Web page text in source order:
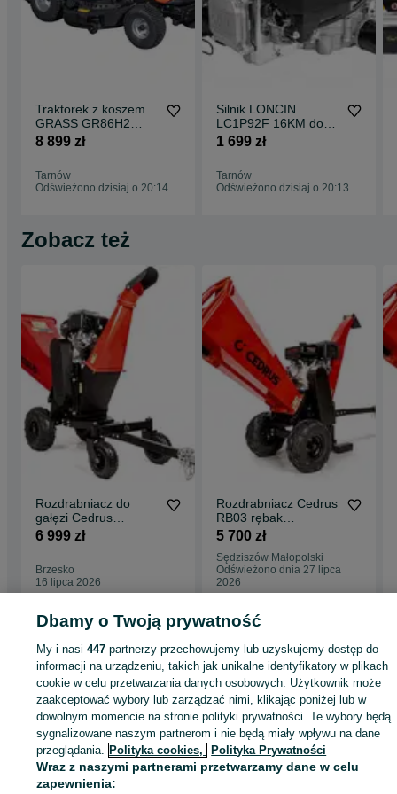
Traktorek z koszem
GRASS GR86H2
Loncin 452cm3 86cm
hydro
8 899 zł
Tarnów
Odświeżono dzisiaj o 20:14
Silnik LONCIN
LC1P92F 16KM do
traktorka POMPA
452c filtr oleju
1 699 zł
Tarnów
Odświeżono dzisiaj o 20:13
Zobacz też
Rozdrabniacz do
gałęzi Cedrus
CEDRB04PRO-E
6 999 zł
Brzesko
16 lipca 2026
Rozdrabniacz Cedrus
RB03 rębak
spalinowy do gałęzi
5 700 zł
Sędziszów Małopolski
Odświeżono dnia 27 lipca
2026
Rozdrabniacze - Małopolskie
Rozdrabniacze - Tarnów
KATEGORIA
ID:663107292 Wyświetlenia:
Dbamy o Twoją prywatność
My i nasi447 partnerzy przechowujemy lub uzyskujemy dostęp do
informacji na urządzeniu, takich jak unikalne identyfikatory w plikach
cookie w celu przetwarzania danych osobowych. Użytkownik może
zaakceptować wybory lub zarządzać nimi, klikając poniżej lub w
dowolnym momencie na stronie polityki prywatności. Te wybory będą
sygnalizowane naszym partnerom i nie będą miały wpływu na dane
przeglądania. Polityka cookies, Polityka Prywatności
Wraz z naszymi partnerami przetwarzamy dane w celu
zapewnienia: